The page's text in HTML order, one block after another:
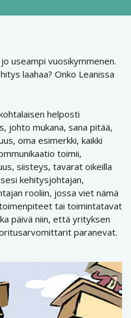
useampi vuosikymmenen.
laahaa? Onko Leanissa
helposti
johto mukana, sana pitää,
oma esimerkki, kaikki
toimii,
siisteys, tavarat oikeilla
kehitysjohtajan,
rooliin, jossa viet nämä
tai toimintatavat
päivä niin, että yrityksen
paranevat.